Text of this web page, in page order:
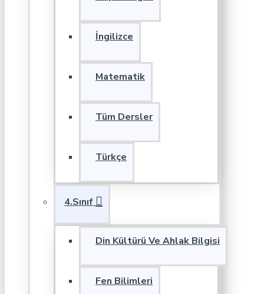
İngilizce
Matematik
Tüm Dersler
Türkçe
4.Sınıf
Din Kültürü Ve Ahlak Bilgisi
Fen Bilimleri